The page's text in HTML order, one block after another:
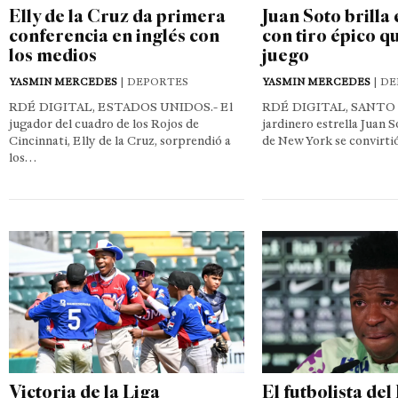
Elly de la Cruz da primera
conferencia en inglés con
los medios
YASMIN MERCEDES | DEPORTES
RDÉ DIGITAL, ESTADOS UNIDOS.- El
jugador del cuadro de los Rojos de
Cincinnati, Elly de la Cruz, sorprendió a
los…
Juan Soto brilla
con tiro épico
juego
YASMIN MERCEDES|
RDÉ DIGITAL,
jardinero estrella Juan
de New York se
Victoria de la Liga El futbolista del